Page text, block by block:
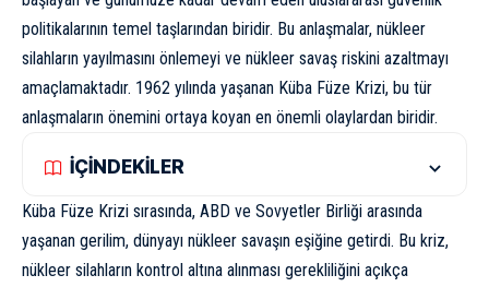
politikalarının temel taşlarından biridir. Bu anlaşmalar, nükleer
silahların yayılmasını önlemeyi ve nükleer savaş riskini azaltmayı
amaçlamaktadır. 1962 yılında yaşanan Küba Füze Krizi, bu tür
anlaşmaların önemini ortaya koyan en önemli olaylardan biridir.
İÇİNDEKİLER
Küba Füze Krizi sırasında, ABD ve Sovyetler Birliği arasında
yaşanan gerilim, dünyayı nükleer savaşın eşiğine getirdi. Bu kriz,
nükleer silahların kontrol altına alınması gerekliliğini açıkça